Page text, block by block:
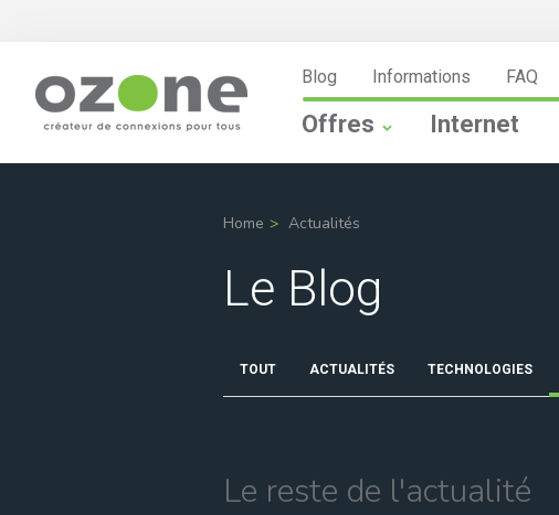
Blog Informations FAQ
Offres Internet
Home Actualités
Le Blog
TOUT ACTUALITÉS TECHNOLOGIES
Le reste de l'actualité